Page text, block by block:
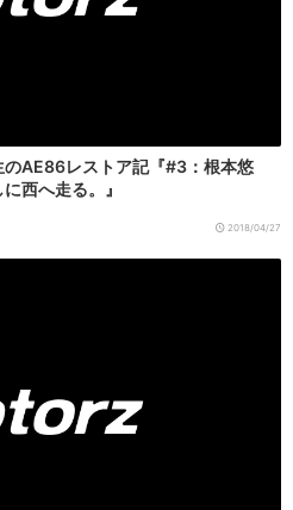
のAE86レストア記『#3：根本悠
西へ走る。』
2018/04/27